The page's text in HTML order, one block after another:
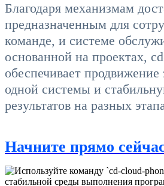
Благодаря механизмам
предназначенным для
команде, и системе
основанной на проектах,
обеспечивает продвижение
одной системы и
результатов на разных
Начните прямо